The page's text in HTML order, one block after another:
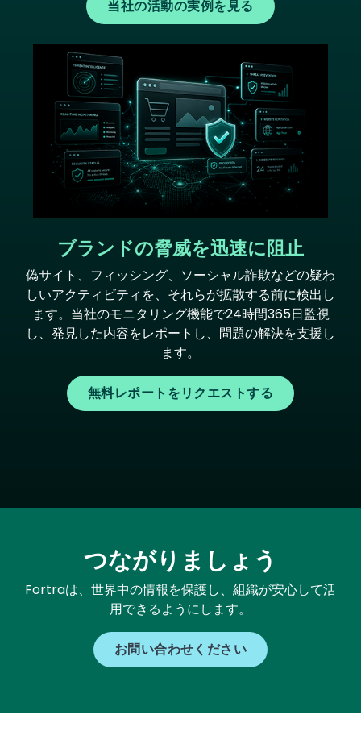
当社の活動の実例を見る
ブランドの脅威を迅速に阻止
偽サイト、フィッシング、ソーシャル詐欺などの疑わ
しいアクティビティを、それらが拡散する前に検出し
ます。当社のモニタリング機能で24時間365日監視
し、発見した内容をレポートし、問題の解決を支援し
ます。
無料レポートをリクエストする
つながりましょう
Fortraは、世界中の情報を保護し、組織が安心して活
用できるようにします。
お問い合わせください